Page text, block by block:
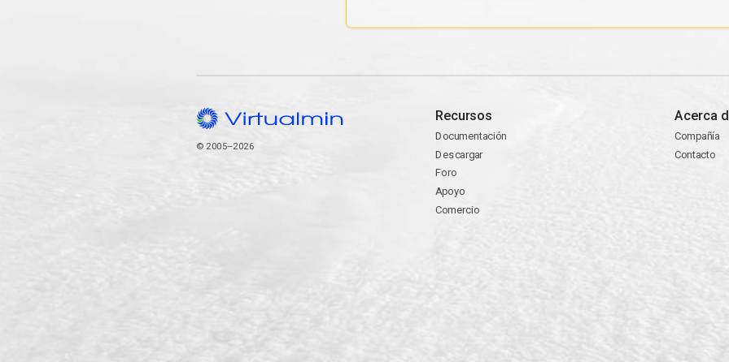
© 2005–2026
Recursos
Documentación
Descargar
Foro
Apoyo
Comercio
Acerca
Compañía
Contacto